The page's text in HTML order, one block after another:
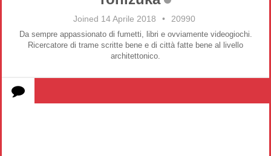
Joined 14 Aprile 2018 • 20990
Da sempre appassionato di fumetti, libri e ovviamente videogiochi.
Ricercatore di trame scritte bene e di città fatte bene al livello
architettonico.